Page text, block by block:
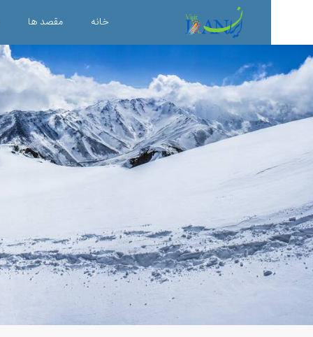
خانه مقصد ها